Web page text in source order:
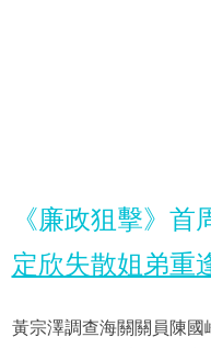
《廉政狙擊》首
定欣失散姐弟重
黃宗澤調查海關關員陳